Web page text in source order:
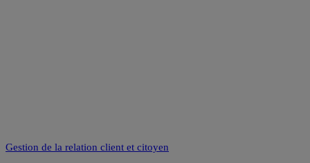
Gestion de la relation client et citoyen